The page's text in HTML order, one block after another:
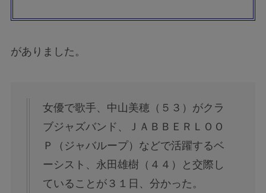
がありました。
女優で歌手、中山美穂（５３）がクラ
ブジャズバンド、ＪＡＢＢＥＲＬＯＯ
Ｐ（ジャバループ）などで活躍するベ
ーシスト、永田雄樹（４４）と交際し
ていることが３１日、分かった。